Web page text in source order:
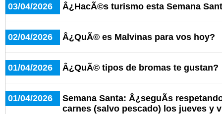
03/04/2026 Â¿HacÃ©s turismo esta Semana
02/04/2026 Â¿QuÃ© es Malvinas para vos hoy?
01/04/2026 Â¿QuÃ© tipos de bromas te gustan?
01/04/2026
Semana Santa: Â¿seguÃ­s
carnes (salvo pescado) los jueves y